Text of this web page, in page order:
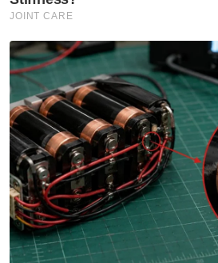
tahap saya perlu
Terdahulu, pada Ogos lalu,
yang merupakan
mendakwa dipukul oleh
kerana mendedahkan
tangganya kepada ibu
Bagaimanapun selepas
mendiamkan diri, Uqasha
sikap bekas pembantu
gemar menjaja cerita